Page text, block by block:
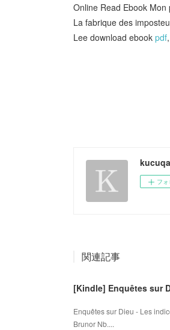
Online Read Ebook Mon
La fabrique des
Lee download ebook pdf
フ
関連記事
[Kindle] Enquêtes sur
Enquêtes sur Dieu - Les
Brunor Nb....